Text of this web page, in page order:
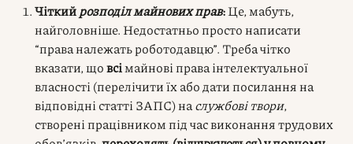
Чіткий розподіл майнових прав:Це, мабуть,
найголовніше. Недостатньо просто написати
“права належать роботодавцю”. Треба чітко
вказати, щовсімайнові права інтелектуальної
власності (перелічити їх або дати посилання на
відповідні статті ЗАПС) наслужбові твори,
створені працівником під час виконання трудових